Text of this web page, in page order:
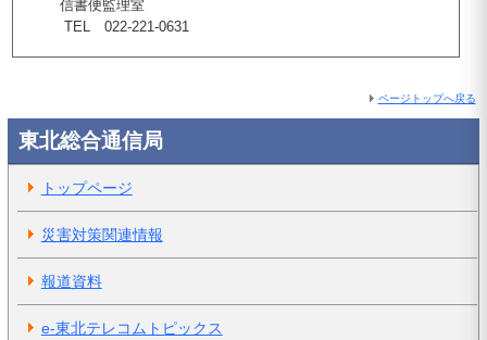
信書便監理室
TEL 022-221-0631
ページトップへ戻る
東北総合通信局
トップページ
災害対策関連情報
報道資料
e-東北テレコムトピックス